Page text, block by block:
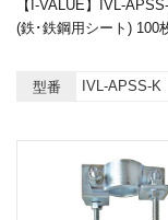
【I-VALUE】IVL-
(鉄･鉄鋼用シート) 100
型番 IVL-APSS-K